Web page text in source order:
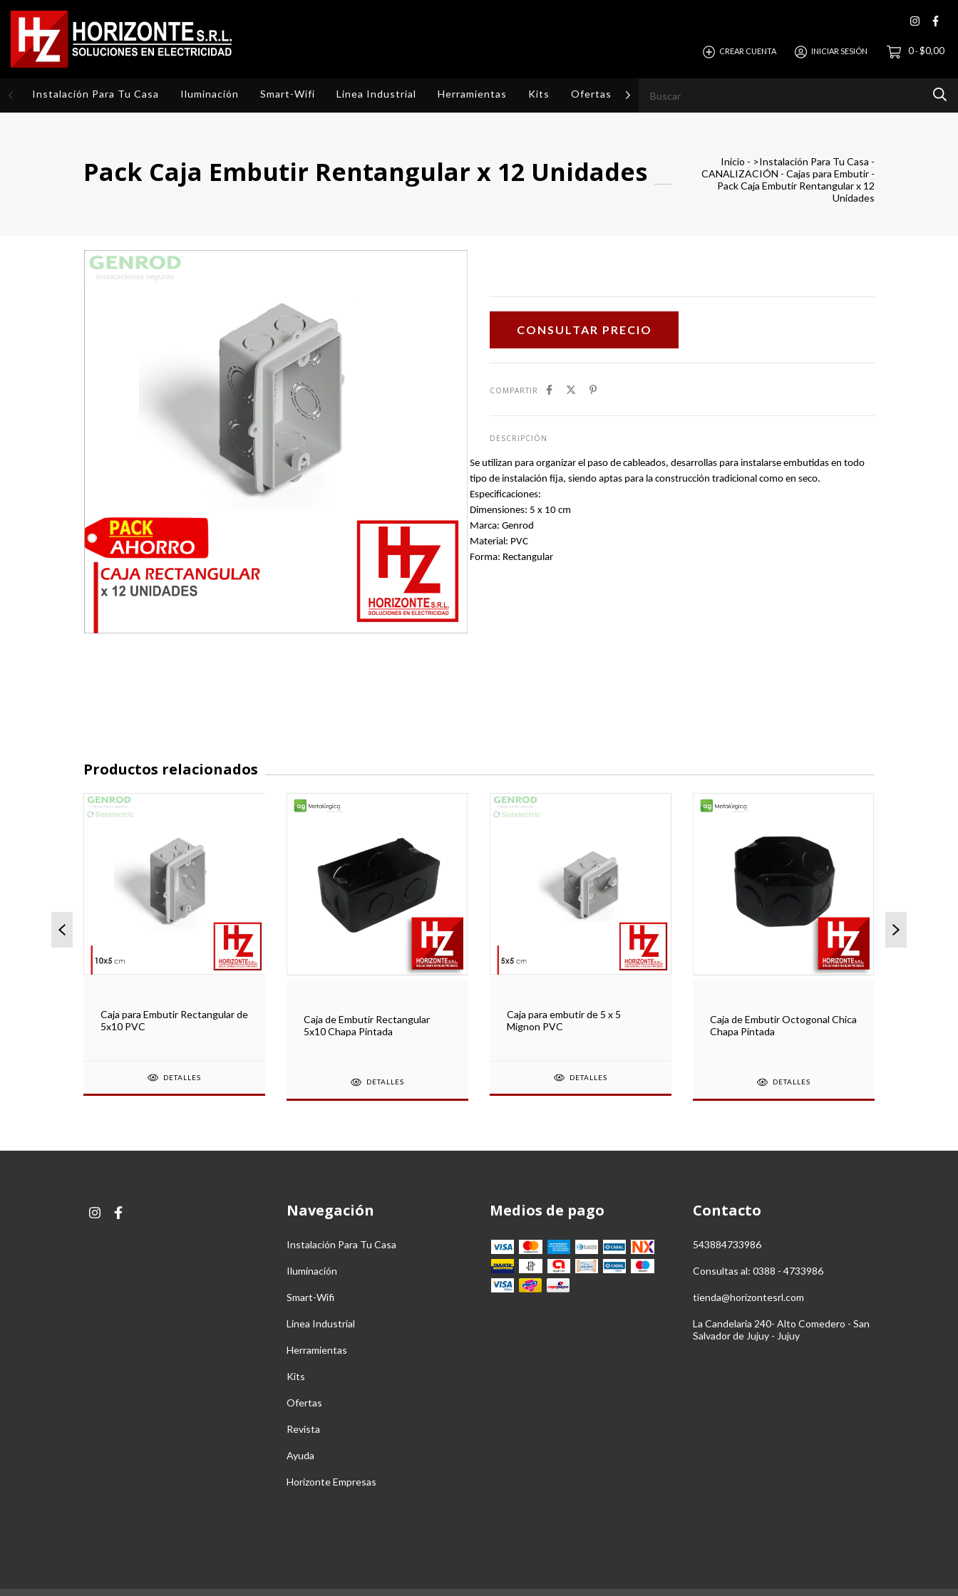
CREAR CUENTA INICIAR SESIÓN 0-$0,00
Instalación Para Tu Casa Iluminación Smart-Wifi Linea Industrial Herramientas Kits Ofertas Revista
Pack Caja Embutir Rentangular x 12 Unidades Inicio - >Instalación Para Tu Casa -
CANALIZACIÓN - Cajas para Embutir -
Pack Caja Embutir Rentangular x 12
Unidades
COMPARTIR
DESCRIPCIÓN
Se utilizan para organizar el paso de cableados, desarrollas para instalarse embutidas en todo
tipo de instalación fija, siendo aptas para la construcción tradicional como en seco.
Especificaciones:
Dimensiones: 5 x 10 cm
Marca: Genrod
Material: PVC
Forma: Rectangular
Productos relacionados
Caja para Embutir Rectangular de
5x10 PVC
DETALLES
Caja de Embutir Rectangular
5x10 Chapa Pintada
DETALLES
Caja para embutir de 5 x 5
Mignon PVC
DETALLES
Caja de Embutir Octogonal Chica
Chapa Pintada
DETALLES
Navegación
Instalación Para Tu Casa
Iluminación
Smart-Wifi
Linea Industrial
Herramientas
Kits
Ofertas
Revista
Ayuda
Horizonte Empresas
Medios de pago Contacto
543884733986
Consultas al: 0388 - 4733986
tienda@horizontesrl.com
La Candelaria 240- Alto Comedero - San
Salvador de Jujuy - Jujuy